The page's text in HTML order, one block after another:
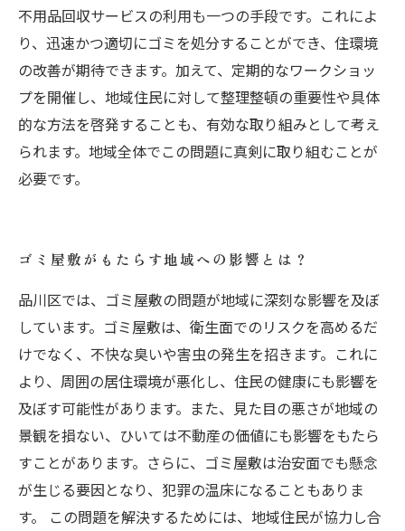
不用品回収サービスの利用も一つの手段です。これによ
り、迅速かつ適切にゴミを処分することができ、住環境
の改善が期待できます。加えて、定期的なワークショッ
プを開催し、地域住民に対して整理整頓の重要性や具体
的な方法を啓発することも、有効な取り組みとして考え
られます。地域全体でこの問題に真剣に取り組むことが
必要です。
ゴミ屋敷がもたらす地域への影響とは？
品川区では、ゴミ屋敷の問題が地域に深刻な影響を及ぼ
しています。ゴミ屋敷は、衛生面でのリスクを高めるだ
けでなく、不快な臭いや害虫の発生を招きます。これに
より、周囲の居住環境が悪化し、住民の健康にも影響を
及ぼす可能性があります。また、見た目の悪さが地域の
景観を損ない、ひいては不動産の価値にも影響をもたら
すことがあります。さらに、ゴミ屋敷は治安面でも懸念
が生じる要因となり、犯罪の温床になることもありま
す。 この問題を解決するためには、地域住民が協力し合